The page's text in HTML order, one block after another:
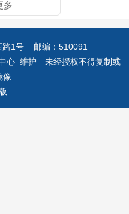
多
路1号 邮编：510091
心 维护 未经授权不得复制或
像